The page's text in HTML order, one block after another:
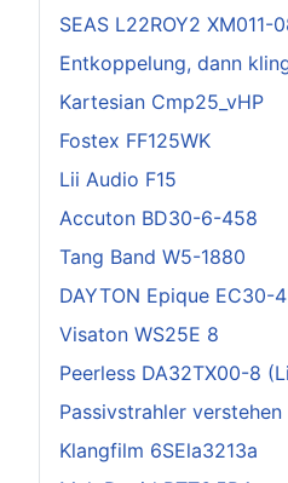
SEAS L22ROY2 XM011-
Entkoppelung, dann
Kartesian Cmp25_vHP
Fostex FF125WK
Lii Audio F15
Accuton BD30-6-458
Tang Band W5-1880
DAYTON Epique EC30-4
Visaton WS25E 8
Peerless DA32TX00-8
Passivstrahler verstehen
Klangfilm 6SEla3213a